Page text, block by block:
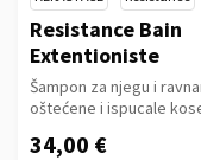
Resistance Bain
Extentioniste
Šampon za njegu i
oštećene i ispucale
34,00 €